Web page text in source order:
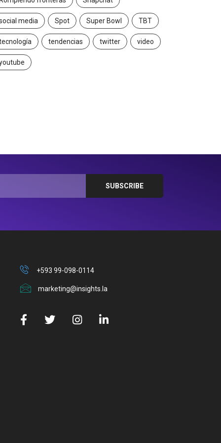
media Spot Super Bowl TBT
tendencias twitter video
+593 99-098-0114
marketing@insights.la